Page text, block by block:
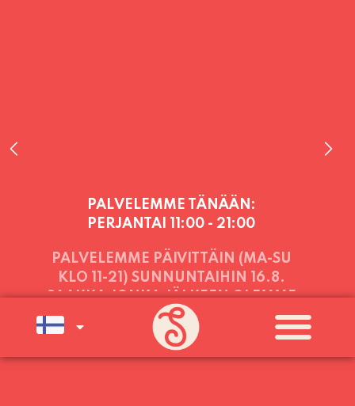
PALVELEMME TÄNÄÄN:
PERJANTAI 11:00 - 21:00
PALVELEMME PÄIVITTÄIN (MA-SU
KLO 11-21) SUNNUNTAIHIN 16.8.
SAAKKA JONKA JÄLKEEN OLEMME
AVOINNA VIIKONLOPPUISIN (PE-
SU) ELOKUUN LOPPUUN ASTI
LÄMPIMÄSTI TERVETULOA!